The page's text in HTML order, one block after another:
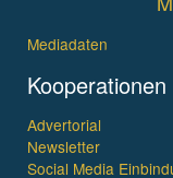
Mediadaten
Advertorial
Newsletter
Social Media